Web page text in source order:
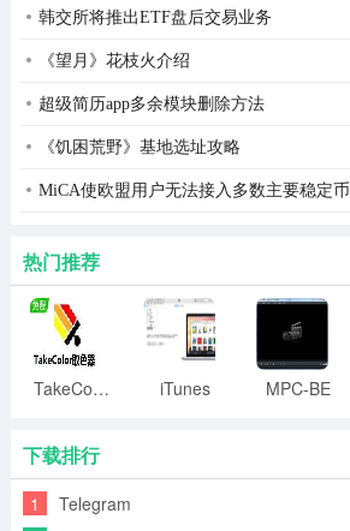
韩交所将推出ETF盘后交易业务
《望月》花枝火介绍
超级简历app多余模块删除方法
《饥困荒野》基地选址攻略
MiCA使欧盟用户无法接入多数主要稳定币
热门推荐
TakeColor取色器 iTunes MPC-BE
下载排行
1 Telegram